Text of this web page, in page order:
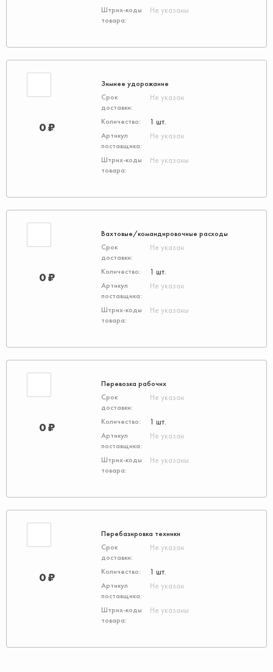
Не указаны
Зимнее удорожание
Не указан
1 шт.
Не указан
Не указаны
0 ₽
Вахтовые/командировочные расходы
Не указан
1 шт.
Не указан
Не указаны
0 ₽
Перевозка рабочих
Не указан
1 шт.
Не указан
Не указаны
0 ₽
Перебазировка техники
Не указан
1 шт.
Не указан
Не указаны
0 ₽